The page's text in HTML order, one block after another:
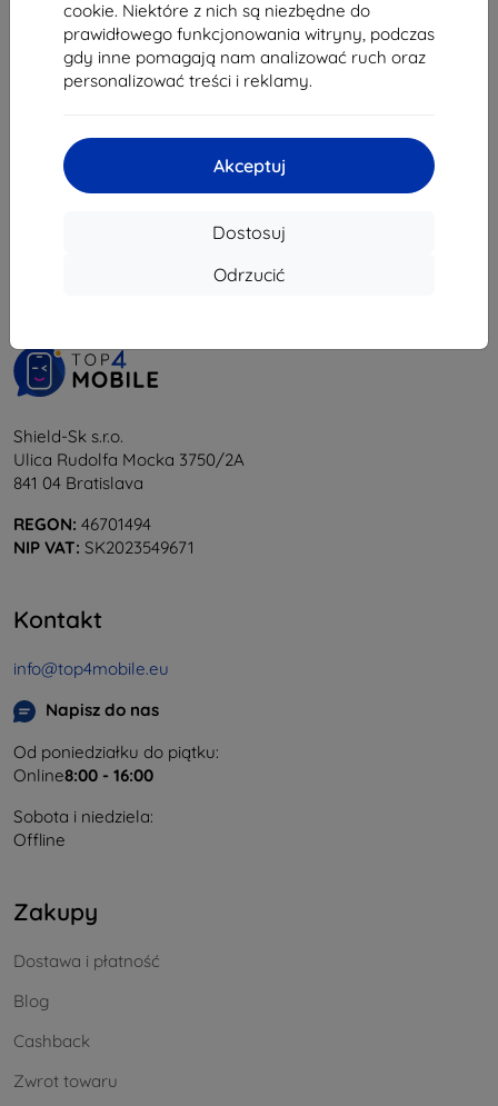
cookie. Niektóre z nich są niezbędne do
prawidłowego funkcjonowania witryny, podczas
gdy inne pomagają nam analizować ruch oraz
personalizować treści i reklamy.
Akceptuj
Dostosuj
Odrzucić
Na stanie: > 5 szt. 35,02 zł
Na stanie: > 5 szt.
Shield-Sk s.r.o.
Ulica Rudolfa Mocka 3750/2A
841 04 Bratislava
REGON: 46701494
NIP VAT: SK2023549671
Kontakt
info@top4mobile.eu
Napisz do nas
Od poniedziałku do piątku:
Online8:00 - 16:00
Sobota i niedziela:
Offline
Zakupy
Dostawa i płatność
Blog
Cashback
Zwrot towaru